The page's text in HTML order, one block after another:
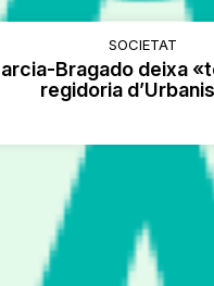
SOCIETAT
Bragado deixa
regidoria